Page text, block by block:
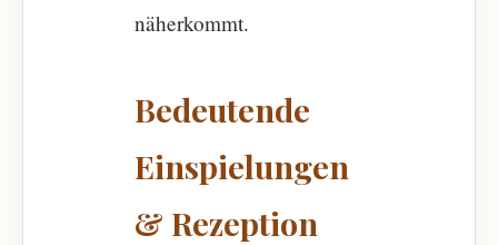
näherkommt.
Bedeutende
Einspielungen
& Rezeption